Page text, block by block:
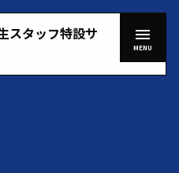
スタッフ特設サ
keyboard_arrow_right menu
MENU